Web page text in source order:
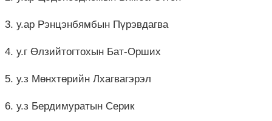
3. у.ар Рэнцэнбямбын Пүрэвдагва
4. у.г Өлзийтогтохын Бат-Орших
5. у.з Мөнхтөрийн Лхагвагэрэл
6. у.з Бердимуратын Серик